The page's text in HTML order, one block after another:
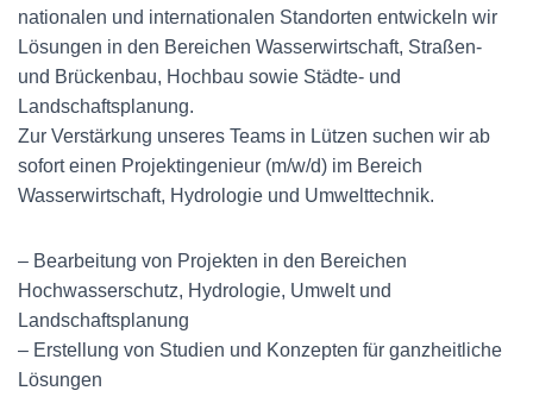
nationalen und internationalen Standorten entwickeln wir
Lösungen in den Bereichen Wasserwirtschaft, Straßen-
und Brückenbau, Hochbau sowie Städte- und
Landschaftsplanung.
Zur Verstärkung unseres Teams in Lützen suchen wir ab
sofort einen Projektingenieur (m/w/d) im Bereich
Wasserwirtschaft, Hydrologie und Umwelttechnik.
– Bearbeitung von Projekten in den Bereichen
Hochwasserschutz, Hydrologie, Umwelt und
Landschaftsplanung
– Erstellung von Studien und Konzepten für ganzheitliche
Lösungen